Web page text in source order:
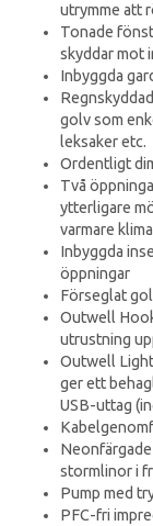
utrymme att
Tonade
skyddar mot
Inbyggda
golv som
leksaker etc.
Ordentligt
Två
ytterligare
varmare
Inbyggda
öppningar
Förseglat
Outwell
utrustning
Outwell
ger ett
USB-uttag
stormlinor i
Pump med
PFC-fri